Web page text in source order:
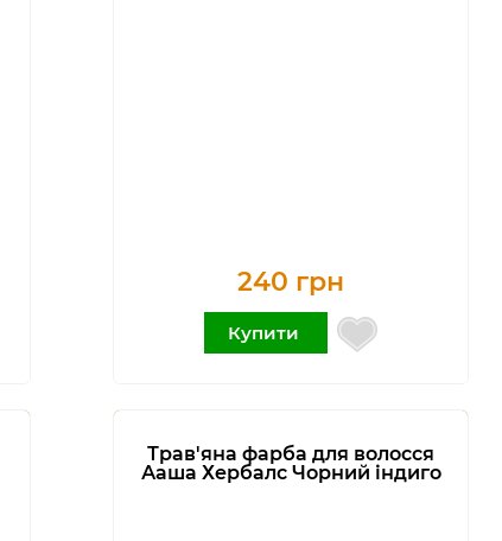
240 грн
Купити
Трав'яна фарба для волосся
Ааша Хербалс Чорний індиго